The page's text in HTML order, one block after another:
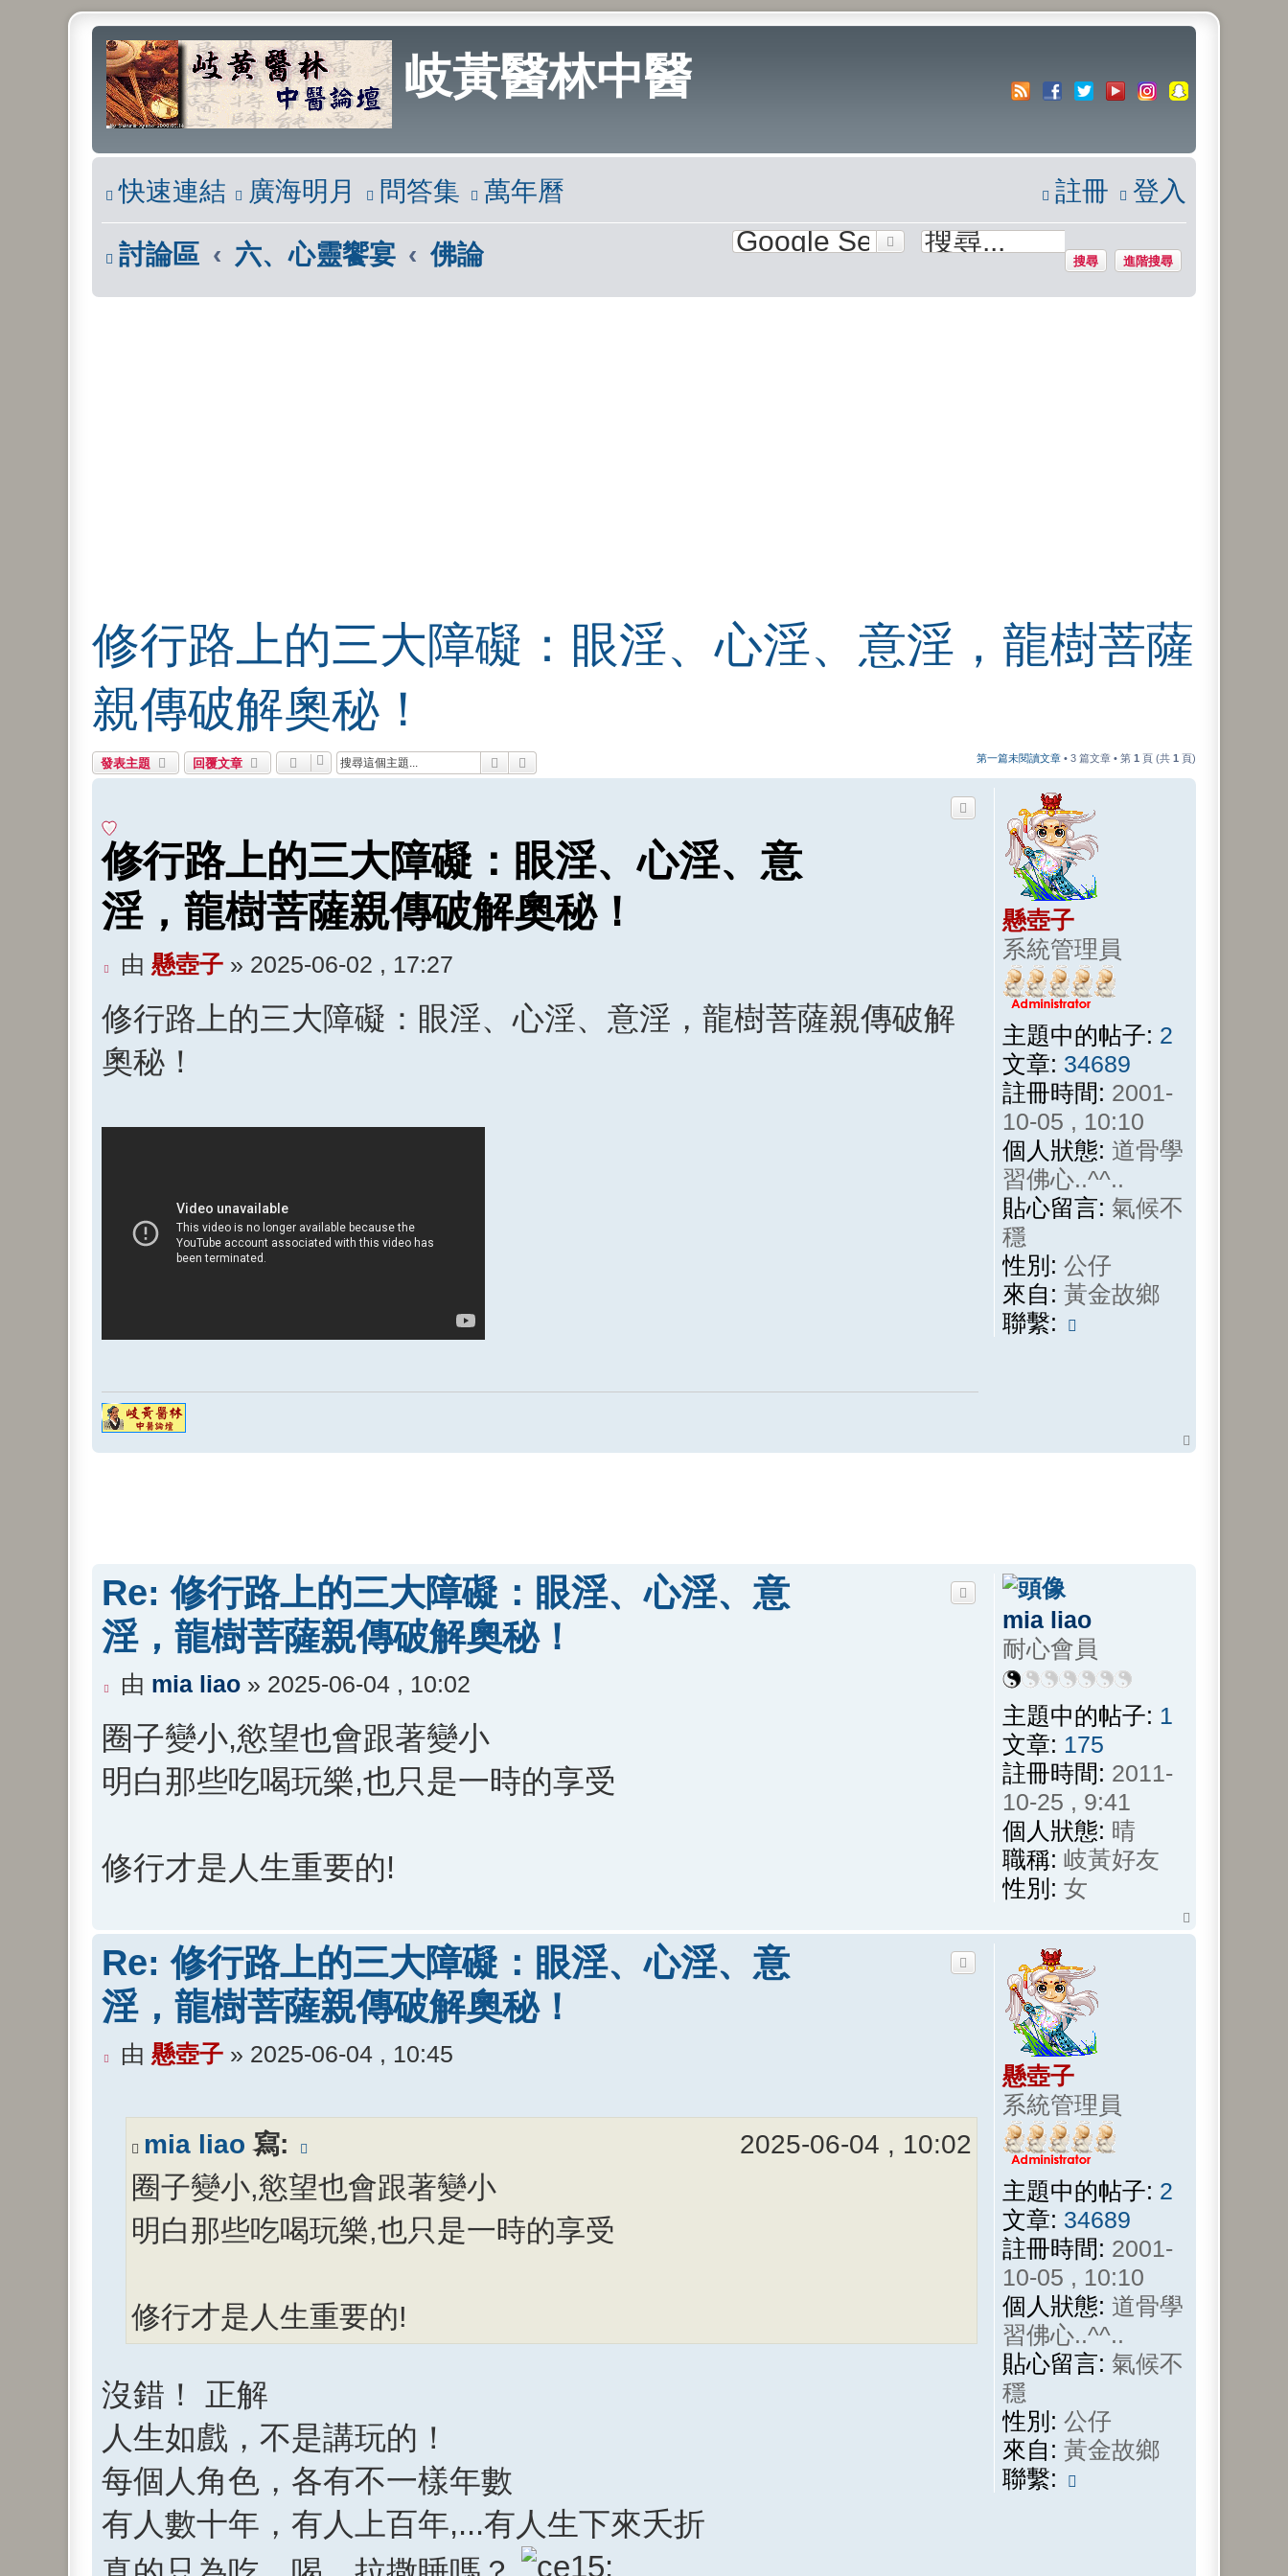
岐黃醫林中醫
快速連結 廣海明月 問答集 萬年曆 登入
註冊
討論區 六、心靈饗宴 佛論 搜尋 進階搜尋
修行路上的三大障礙：眼淫、心淫、意淫，龍樹菩薩
親傳破解奧秘！
發表主題 回覆文章 搜尋 第一篇未閱讀文章 • 3 篇文章 • 第 1 頁 (共 1 頁)
懸壺子
系統管理員
主題中的帖子: 2
文章: 34689
註冊時間: 2001-
10-05 , 10:10
個人狀態: 道骨學
習佛心..^^..
貼心留言: 氣候不
穩
性別: 公仔
來自: 黃金故鄉
聯繫:
修行路上的三大障礙：眼淫、心淫、意
淫，龍樹菩薩親傳破解奧秘！
未
讀
文
章
由 懸壺子» 2025-06-02 , 17:27
修行路上的三大障礙：眼淫、心淫、意淫，龍樹菩薩親傳破解
奧秘！
mia liao
耐心會員
主題中的帖子: 1
文章: 175
註冊時間: 2011-
10-25 , 9:41
個人狀態: 晴
職稱: 岐黃好友
性別: 女
Re: 修行路上的三大障礙：眼淫、心淫、意
淫，龍樹菩薩親傳破解奧秘！
未
讀
文
章
由 mia liao» 2025-06-04 , 10:02
圈子變小,慾望也會跟著變小
明白那些吃喝玩樂,也只是一時的享受
修行才是人生重要的!
懸壺子
系統管理員
主題中的帖子: 2
文章: 34689
註冊時間: 2001-
10-05 , 10:10
個人狀態: 道骨學
習佛心..^^..
貼心留言: 氣候不
穩
性別: 公仔
來自: 黃金故鄉
聯繫:
Re: 修行路上的三大障礙：眼淫、心淫、意
淫，龍樹菩薩親傳破解奧秘！
未
讀
文
章
由 懸壺子» 2025-06-04 , 10:45
mia liao 寫: 2025-06-04 , 10:02
圈子變小,慾望也會跟著變小
明白那些吃喝玩樂,也只是一時的享受
修行才是人生重要的!
沒錯！ 正解
人生如戲，不是講玩的！
每個人角色，各有不一樣年數
有人數十年，有人上百年,...有人生下來夭折